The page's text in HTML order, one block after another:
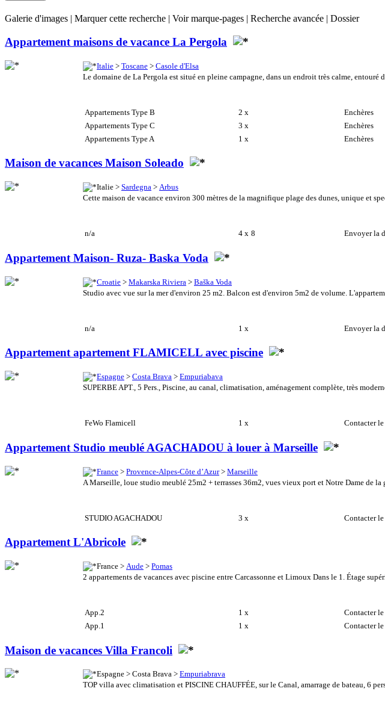
Galerie d'images | Marquer cette recherche | Voir marque-pages | Recherche avancée | Dossier
Appartement maisons de vacance La Pergola
Italie > Toscane > Casole d'Elsa
Le domaine de La Pergola est situé en pleine campagne, dans un endroit très calme, entouré
Appartements Type B 2 x Enchères
Appartements Type C
3 x Enchères
Appartements Type A
1 x Enchères
Maison de vacances Maison Soleado
Italie > Sardegna > Arbus
Cette maison de vacance environ 300 mètres de la magnifique plage des dunes, unique et
n/a 4 x 8 Envoyer la
Appartement Maison- Ruza- Baska Voda
Croatie > Makarska Riviera > Baška Voda
Studio avec vue sur la mer d'environ 25 m2. Balcon est d'environ 5m2 de volume.
n/a 1 x Envoyer la
Appartement apartement FLAMICELL avec piscine
Espagne > Costa Brava > Empuriabava
SUPERBE APT., 5 Pers., Piscine, au canal, climatisation, aménagement complète, très
FeWo Flamicell 1 x Contacter
Appartement Studio meublé AGACHADOU à louer à Marseille
France > Provence-Alpes-Côte d’Azur> Marseille
A Marseille, loue studio meublé 25m2 + terrasses 36m2, vues vieux port et Notre Dame de la
STUDIO AGACHADOU 3 x Contacter
Appartement L'Abricole
France > Aude > Pomas
2 appartements de vacances avec piscine entre Carcassonne et Limoux Dans le 1. Étage
App.2 1 x Contacter
App.1
1 x Contacter
Maison de vacances Villa Francoli
Espagne > Costa Brava > Empuriabrava
TOP villa avec climatisation et PISCINE CHAUFFÉE, sur le Canal, amarrage de bateau, 6